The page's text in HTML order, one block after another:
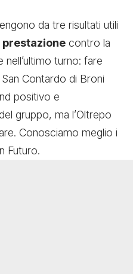
da tre risultati utili
prestazione contro la
turno: fare
Contardo di Broni
positivo e
gruppo, ma l’Oltrepo
Conosciamo meglio i
Futuro.